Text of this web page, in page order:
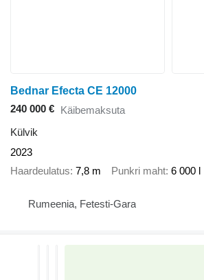
Bednar Efecta CE 12000
240 000 € Käibemaksuta
Külvik
2023
Haardeulatus 7,8 m Punkri maht 6 000 l
Rumeenia, Fetesti-Gara